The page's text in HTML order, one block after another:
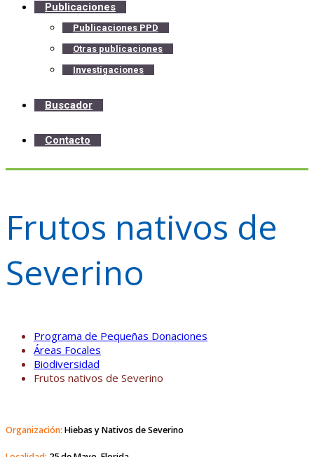
Publicaciones
Publicaciones PPD
Otras publicaciones
Investigaciones
Buscador
Contacto
Frutos nativos de
Severino
Programa de Pequeñas Donaciones
Áreas Focales
Biodiversidad
Frutos nativos de Severino
Organización: Hiebas y Nativos de Severino